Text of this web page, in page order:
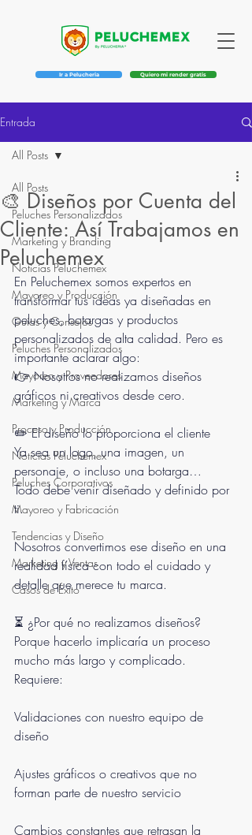
Quiero mi render gratis
Ir a Pelucheria
Entrada
All Posts
Peluches Personalizados
Marketing y Branding
Noticias Peluchemex
Mayoreo y Producción
Guías y Consejos
Peluches Personalizados
Mayoreo y Proveedores
Marketing y Marca
Proceso y Producción
Noticias Peluchemex
Peluches Corporativos
Mayoreo y Fabricación
Tendencias y Diseño
Marketing y Ventas
Casos de Éxito
All Posts
🎨 Diseños por Cuenta del
Cliente: Así Trabajamos en
Peluchemex
En Peluchemex somos expertos en
transformar tus ideas ya diseñadas en
peluches, botargas y productos
personalizados de alta calidad. Pero es
importante aclarar algo:
👉 Nosotros no realizamos diseños
gráficos ni creativos desde cero.
✏️ El diseño lo proporciona el cliente
Ya sea un logo, una imagen, un
personaje, o incluso una botarga…
Todo debe venir diseñado y definido por
ti.
Nosotros convertimos ese diseño en una
realidad física con todo el cuidado y
detalle que merece tu marca.
⏳ ¿Por qué no realizamos diseños?
Porque hacerlo implicaría un proceso
mucho más largo y complicado.
Requiere:
Validaciones con nuestro equipo de
diseño
Ajustes gráficos o creativos que no
forman parte de nuestro servicio
Cambios constantes que retrasan la